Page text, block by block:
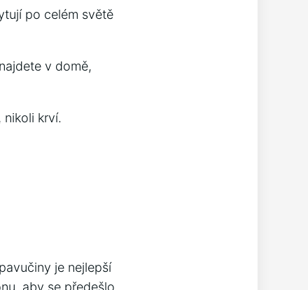
po celém světě
v domě,
krví.
je nejlepší
aby se předešlo